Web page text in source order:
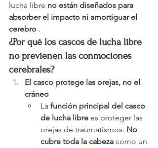
lucha libre no están diseñados para
absorber el impacto ni amortiguar el
cerebro .
¿Por qué los cascos de lucha libre
no previenen las conmociones
cerebrales?
El casco protege las orejas, no el
cráneo
La función principal del casco
de lucha libre es proteger las
orejas de traumatismos. No
cubre toda la cabeza como un